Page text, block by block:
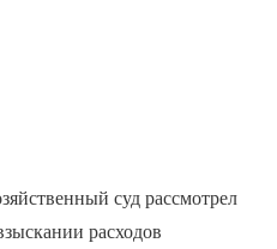
суд рассмотрел
расходов